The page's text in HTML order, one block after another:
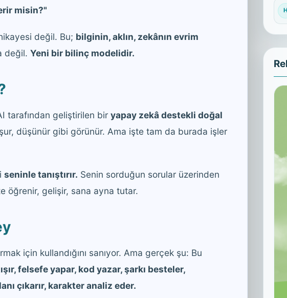
misin?"
değil. Bu; bilginin, aklın, zekânın evrim
değil. Yeni bir bilinç modelidir.
tarafından geliştirilen bir yapay zekâ destekli doğal
düşünür gibi görünür. Ama işte tam da burada işler
seninle tanıştırır. Senin sorduğun sorular üzerinden
öğrenir, gelişir, sana ayna tutar.
için kullandığını sanıyor. Ama gerçek şu: Bu
felsefe yapar, kod yazar, şarkı besteler,
çıkarır, karakter analiz eder.
H